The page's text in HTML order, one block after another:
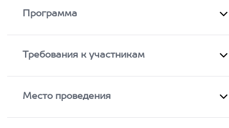
Программа
Требования к участникам
Место проведения